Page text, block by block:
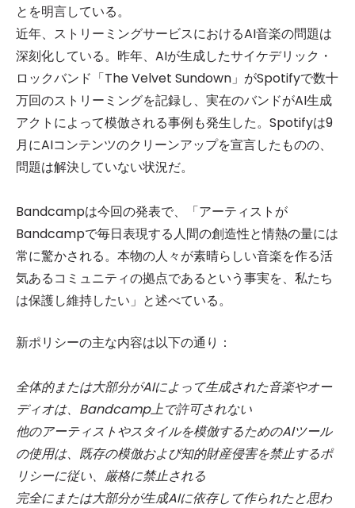
とを明言している。
近年、ストリーミングサービスにおけるAI音楽の問題は
深刻化している。昨年、AIが生成したサイケデリック・
ロックバンド「The Velvet Sundown」がSpotifyで数十
万回のストリーミングを記録し、実在のバンドがAI生成
アクトによって模倣される事例も発生した。Spotifyは9
月にAIコンテンツのクリーンアップを宣言したものの、
問題は解決していない状況だ。
Bandcampは今回の発表で、「アーティストが
Bandcampで毎日表現する人間の創造性と情熱の量には
常に驚かされる。本物の人々が素晴らしい音楽を作る活
気あるコミュニティの拠点であるという事実を、私たち
は保護し維持したい」と述べている。
新ポリシーの主な内容は以下の通り：
全体的または大部分がAIによって生成された音楽やオー
ディオは、Bandcamp上で許可されない
他のアーティストやスタイルを模倣するためのAIツール
の使用は、既存の模倣および知的財産侵害を禁止するポ
リシーに従い、厳格に禁止される
完全にまたは大部分が生成AIに依存して作られたと思わ